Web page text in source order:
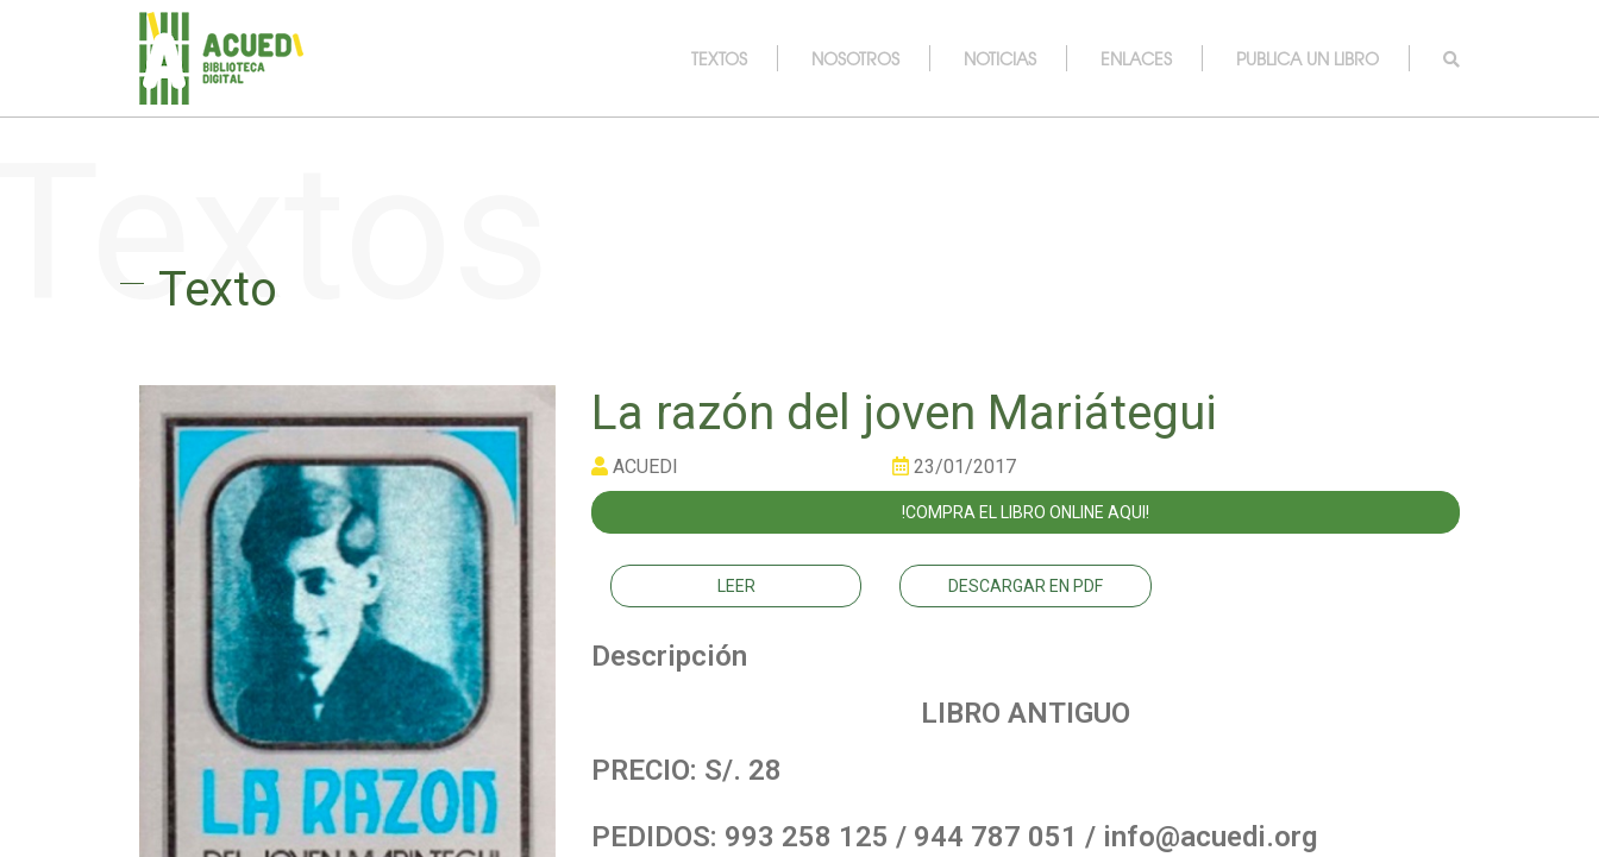
TEXTOS NOSOTROS NOTICIAS ENLACES PUBLICA UN LIBRO
Texto
La razón del joven Mariátegui
ACUEDI 23/01/2017
!COMPRA EL LIBRO ONLINE AQUI!
LEER DESCARGAR EN PDF
Descripción
LIBRO ANTIGUO
PRECIO: S/. 28
PEDIDOS: 993 258 125 / 944 787 051 / info@acuedi.org